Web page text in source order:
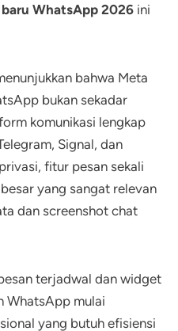
WhatsApp 2026 ini
bahwa Meta
bukan sekadar
komunikasi lengkap
Signal, dan
fitur pesan sekali
yang sangat relevan
dan screenshot chat
terjadwal dan widget
WhatsApp mulai
yang butuh efisiensi